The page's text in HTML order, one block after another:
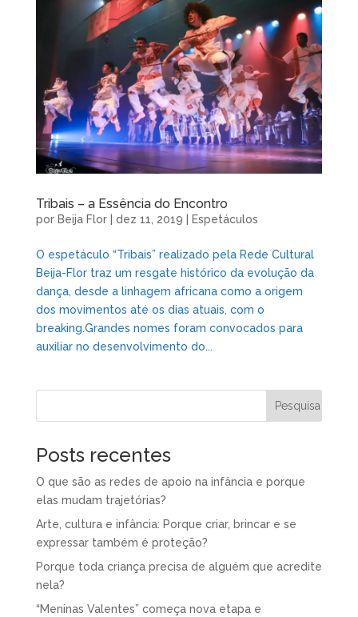
Tribais – a Essência do Encontro
por Beija Flor| dez 11, 2019 Espetáculos
O espetáculo “Tribais” realizado pela Rede Cultural
Beija-Flor traz um resgate histórico da evolução da
dança, desde a linhagem africana como a origem
dos movimentos até os dias atuais, com o
breaking.Grandes nomes foram convocados para
auxiliar no desenvolvimento do...
Posts recentes
O que são as redes de apoio na infância e porque
elas mudam trajetórias?
Arte, cultura e infância: Porque criar, brincar e se
expressar também é proteção?
Porque toda criança precisa de alguém que acredite
nela?
“Meninas Valentes” começa nova etapa e